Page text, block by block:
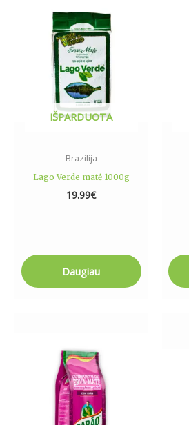
IŠPARDUOTA
Brazilija
Lago Verde matė 1000g
19.99€
Daugiau